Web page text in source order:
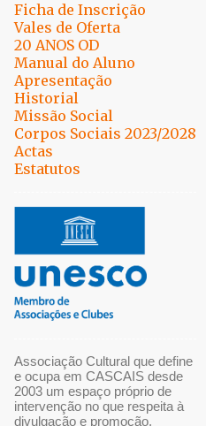
Ficha de Inscrição
Vales de Oferta
20 ANOS OD
Manual do Aluno
Apresentação
Historial
Missão Social
Corpos Sociais 2023/2028
Actas
Estatutos
Associação Cultural que define
e ocupa em CASCAIS desde
2003 um espaço próprio de
intervenção no que respeita à
divulgação e promoção,